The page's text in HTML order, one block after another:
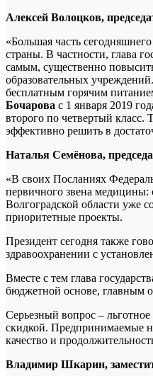
Алексей Волоцков,
«Большая часть
страны. В частности, глава
самым, существенно
образовательных
бесплатным горячим
Бочарова с 1 января 2019
второго по четвертый класс.
эффективно решить в
Наталья Семёнова,
«В своих Посланиях
первичного звена
Волгоградской области уже
приоритетные проекты.
Президент сегодня также
здравоохранении с
Вместе с тем глава
бюджетной основе, главным
Серьезный вопрос –
скидкой. Предпринимаемые
качество и
Владимир Шкарин,